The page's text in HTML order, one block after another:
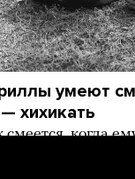
умеют
хихикать
смеется, когда
о смехе?